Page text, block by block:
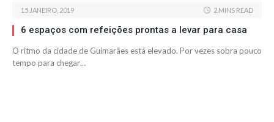
15 JANEIRO, 2019 2 MINS READ
6 espaços com refeições prontas a levar para casa
O ritmo da cidade de Guimarães está elevado. Por vezes sobra pouco
tempo para chegar…